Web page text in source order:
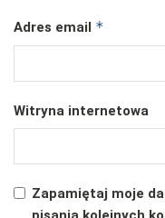
Adres email *
Witryna internetowa
Zapamiętaj moje